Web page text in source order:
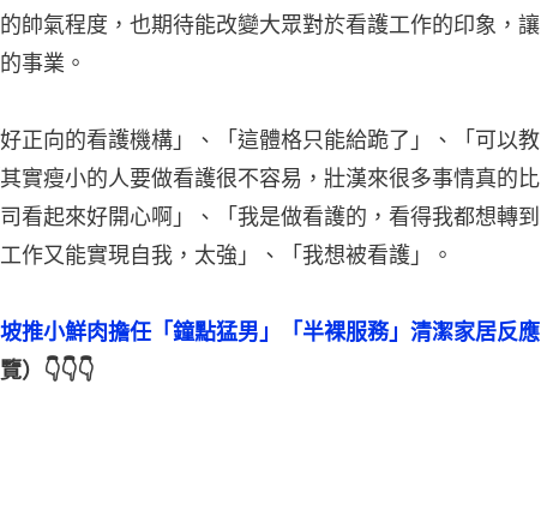
帥氣程度，也期待能改變大眾對於看護工作的印象，讓
事業。
正向的看護機構」、「這體格只能給跪了」、「可以教
實瘦小的人要做看護很不容易，壯漢來很多事情真的比
看起來好開心啊」、「我是做看護的，看得我都想轉到
作又能實現自我，太強」、「我想被看護」。
推小鮮肉擔任「鐘點猛男」「半裸服務」清潔家居反應
）👇👇👇